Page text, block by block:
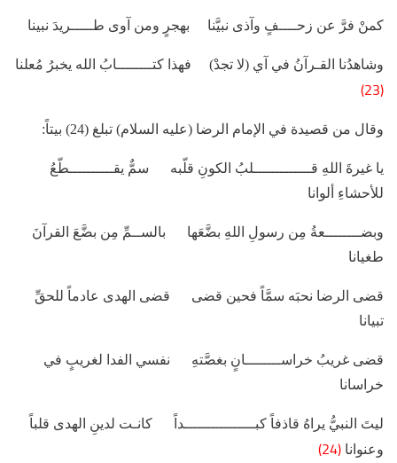
كمنْ فرَّ عن زحــــفٍ وآذى نبيَّنا بهجرٍ ومن آوى طـــــريدَ نبينا
وشاهدُنا القـرآنُ في آي (لا تجدْ) فهذا كتــــــــابُ الله يخبرُ مُعلنا
(23)
وقال من قصيدة في الإمام الرضا (عليه السلام) تبلغ (24) بيتاً:
يا غيرةَ اللهِ قـــــــــــــلبُ الكونِ قلّبه سمٌّ يقــــــــــطّعُ
للأحشاءِ ألوانا
وبضــــــــعةُ مِن رسولِ اللهِ بضَّعَها بالســمِّ مِن بضَّعَ القرآنَ
طغيانا
قضى الرضا نحبَه سمَّاً فحين قضى قضى الهدى عادماً للحقِّ
تبيانا
قضى غريبُ خراســــــــانٍ بغصَّتهِ نفسي الفدا لغريبٍ في
خراسانا
ليتَ النبيُّ يراهُ قاذفاً كبــــــــــــــــداً كانـت لدينِ الهدى قلباً
وعنوانا (24)